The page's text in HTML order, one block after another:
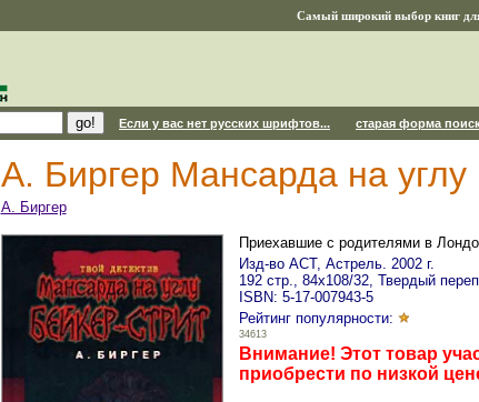
Самый широкий выбор книг
Если у вас нет русских шрифтов... старая форма
А. Биргер Мансарда на углу
А. Биргер
Приехавшие с родителями в
Изд-во АСТ, Астрель. 2002 г.
192 стр., 84x108/32, Твердый
ISBN: 5-17-007943-5
Рейтинг популярности:
34613
Внимание! Этот товар
приобрести по низкой